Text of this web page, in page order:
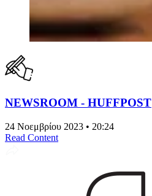
NEWSROOM - HUFFPOST
24 Νοεμβρίου 2023 • 20:24
Read Content